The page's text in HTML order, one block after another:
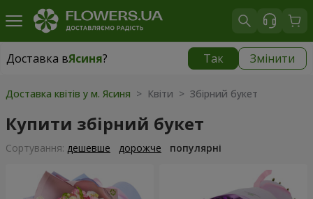
Доставка вЯсиня? Так Змінити
Доставка вЯсиня
Доставка квітів у м. Ясиня > Квіти > Збірний букет
Купити збірний букет
Сортування: дешевше дорожче популярні